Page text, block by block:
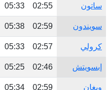
ساتون 02:55
05:33
سويندون 02:59
05:38
كرولي 02:57
05:33
إبسويتش 02:46
05:25
ويغان 02:59
05:34